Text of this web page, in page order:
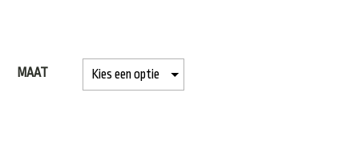
MAAT